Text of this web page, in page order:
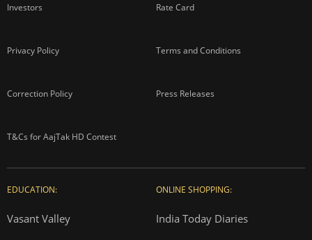
Investors Rate Card
Privacy Policy Terms and Conditions
Correction Policy Press Releases
T&Cs for AajTak HD Contest
EDUCATION:
Vasant Valley
ONLINE SHOPPING:
India Today Diaries